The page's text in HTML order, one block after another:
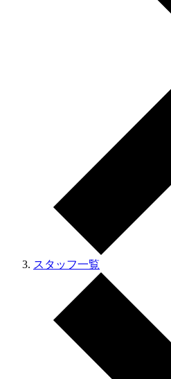
スタッフ一覧